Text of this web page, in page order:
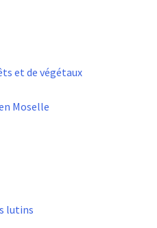
et de végétaux
Moselle
lutins